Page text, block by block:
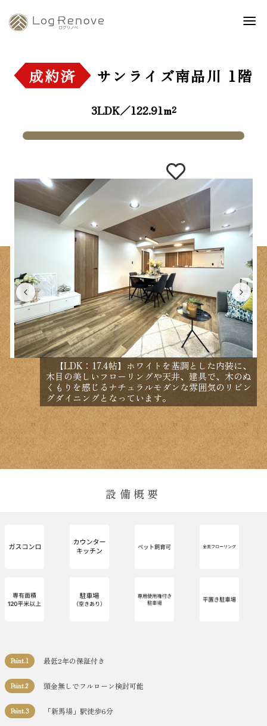
成約済 サンライズ南品川 1階
3LDK／122.91m²
【LDK：17.4帖】ホワイトを基調とした内装に、
木目の美しいフローリングや天井、建具で、木のぬ
くもりを感じるナチュラルモダンな雰囲気のリビン
グダイニングとなっています。
1
設備概要
Point.1 最低2年の保証付き
Point.2 頭金無しでフルローン検討可能
Point.3 「新馬場」駅徒歩6分